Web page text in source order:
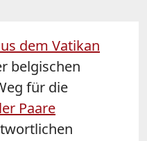
dem Vatikan
belgischen
für die
Paare